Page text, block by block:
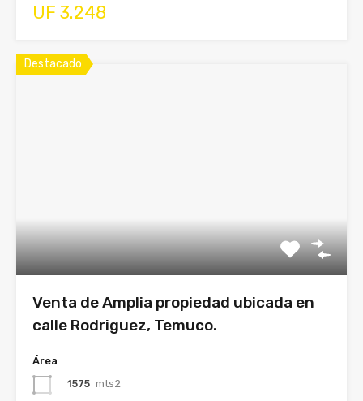
UF 3.248
Destacado
Venta de Amplia propiedad ubicada en
calle Rodriguez, Temuco.
Área
1575 mts2